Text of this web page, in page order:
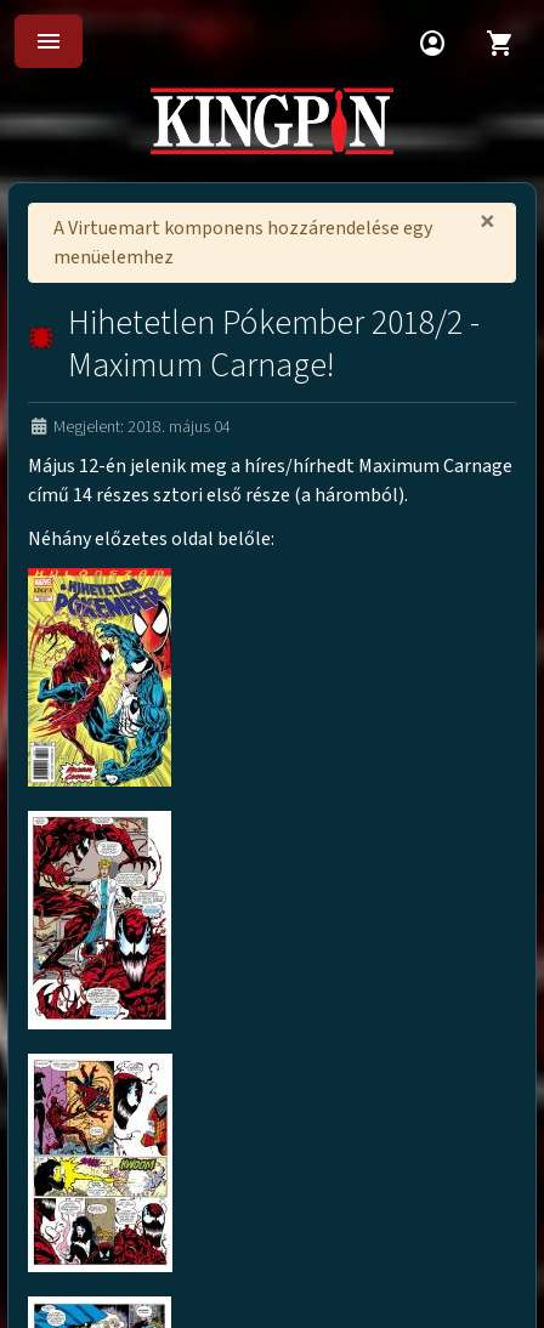
menu account_circle shopping_cart
×
A Virtuemart komponens hozzárendelése egy
menüelemhez
Hihetetlen Pókember 2018/2 -
Maximum Carnage!
Megjelent: 2018. május 04
Május 12-én jelenik meg a híres/hírhedt Maximum Carnage
című 14 részes sztori első része (a háromból).
Néhány előzetes oldal belőle: